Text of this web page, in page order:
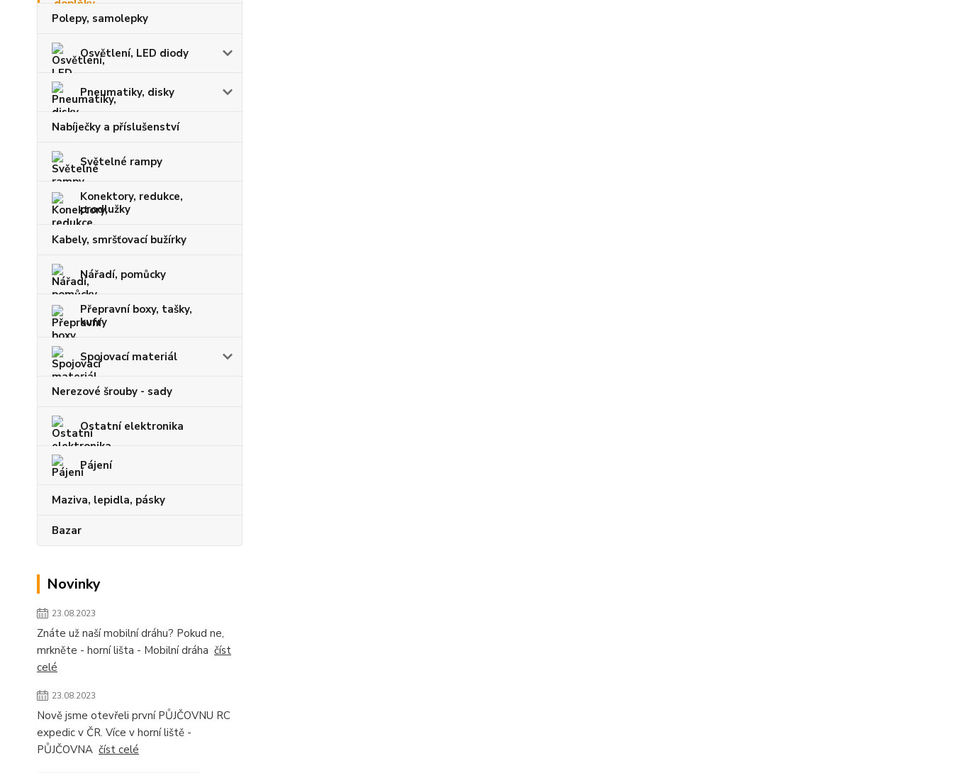
Polepy, samolepky
Osvětlení, LED diody
Pneumatiky, disky
Nabíječky a příslušenství
Světelné rampy
Konektory, redukce,
prodlužky
Kabely, smršťovací bužírky
Nářadí, pomůcky
Přepravní boxy, tašky,
kufry
Spojovací materiál
Nerezové šrouby - sady
Ostatní elektronika
Pájení
Maziva, lepidla, pásky
Bazar
Novinky
23.08.2023
Znáte už naší mobilní dráhu? Pokud ne,
mrkněte - horní lišta - Mobilní dráha číst
celé
23.08.2023
Nově jsme otevřeli první PŮJČOVNU RC
expedic v ČR. Více v horní liště -
PŮJČOVNA číst celé